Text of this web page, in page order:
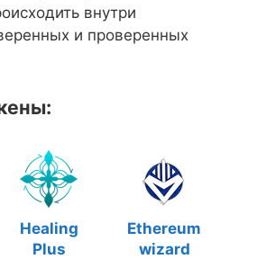
внутри
и проверенных
Healing
Plus
Ethereum
wizard